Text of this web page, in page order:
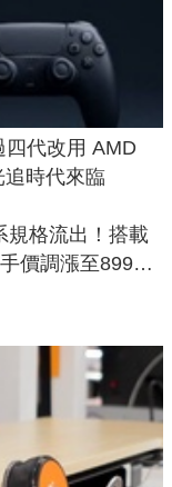
代改用 AMD
時代來臨
規格流出！搭載
價調漲至899美